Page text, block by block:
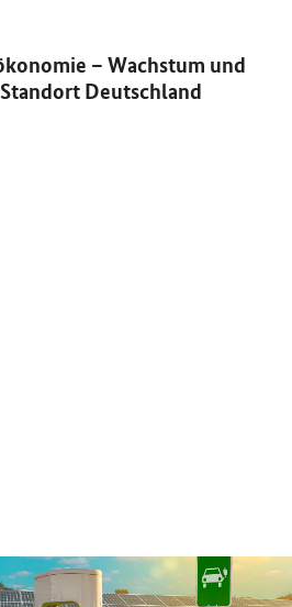
– Wachstum und
Deutschland